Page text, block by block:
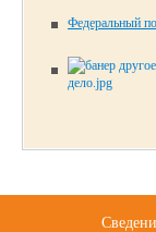
Федеральный